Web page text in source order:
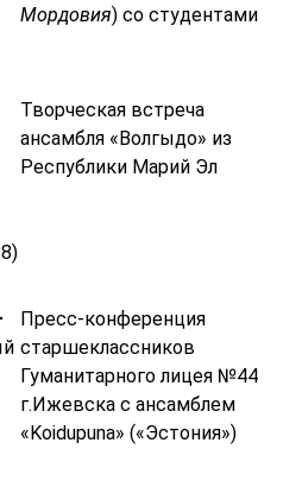
Мордовия) со студентами
Творческая встреча
ансамбля «Волгыдо» из
Республики Марий Эл
Пресс-конференция
старшеклассников
Гуманитарного лицея №44
г.Ижевска с ансамблем
«Koidupunа» («Эстония»)